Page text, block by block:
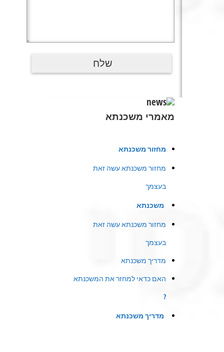
מאמרי משכנתא
מחזור משכנתא
מחזור משכנתא עשה זאת
בעצמך
משכנתא
מחזור משכנתא עשה זאת
בעצמך
מדריך משכנתא
האם כדאי למחזר את המשכנתא
?
מדריך משכנתא